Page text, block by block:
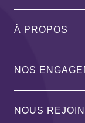
À PROPOS
NOS
NOUS